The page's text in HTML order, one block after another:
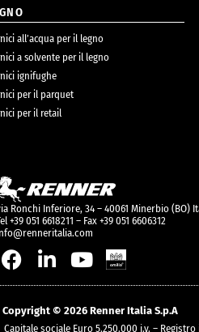
all’acqua per il legno
a solvente per il legno
ignifughe
per il parquet
per il retail
Ronchi Inferiore, 34 – 40061 Minerbio (BO)
+39 051 6618211 – Fax +39 051 6606312
Copyright © 2026 Renner Italia S.p.A
Capitale sociale Euro 5.250.000 i.v. – Registro